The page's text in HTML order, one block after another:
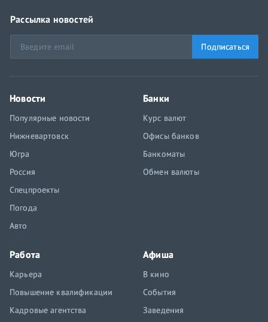
Рассылка новостей
Подписаться
Новости
Популярные новости
Нижневартовск
Югра
Россия
Спецпроекты
Погода
Авто
Банки
Курс валют
Офисы банков
Банкоматы
Обмен валюты
Работа
Карьера
Повышение квалификации
Кадровые агентства
Афиша
В кино
События
Заведения